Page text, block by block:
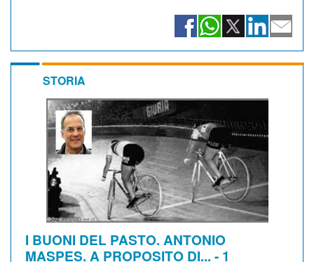
STORIA
I BUONI DEL PASTO. ANTONIO
MASPES. A PROPOSITO DI... - 1